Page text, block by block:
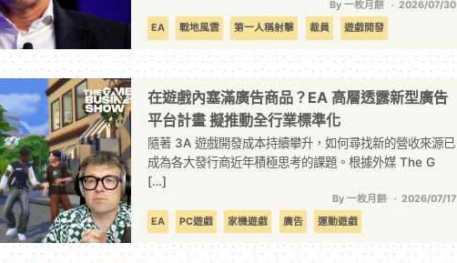
By 一枚月餅
2026/07/30
EA
戰地風雲 第一人稱射擊 裁員 遊戲開發
在遊戲內塞滿廣告商品？EA 高層透露新型廣告
平台計畫 擬推動全行業標準化
隨著 3A 遊戲開發成本持續攀升，如何尋找新的營收來源已
成為各大發行商近年積極思考的課題。根據外媒 The G
[…]
By 一枚月餅
2026/07/17
EA
PC遊戲 家機遊戲 廣告 運動遊戲